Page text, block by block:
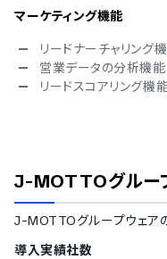
クロアチア語
チェコ語
ヘブライ語
ヒンディー語
ハンガリー語
マーケティング機能
リードナーチャリング
営業データの分析機能
リードスコアリング機
データのインポート機
アンケート作成機能
ダッシュボードのカス
J-MOTTOグルー
J-MOTTOグループウェア
導入実績社数